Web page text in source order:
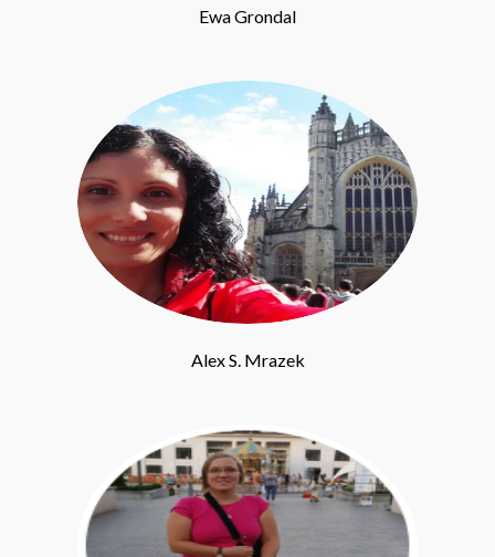
Ewa Grondal
Alex S. Mrazek